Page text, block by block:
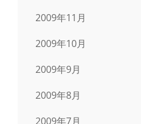
2009年11月
2009年10月
2009年9月
2009年8月
2009年7月